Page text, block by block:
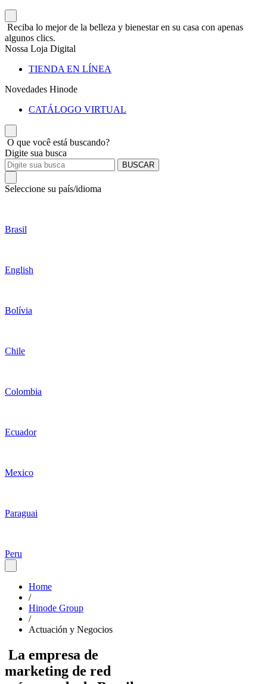
Reciba lo mejor de la belleza y bienestar en su casa con apenas
algunos clics.
Nossa Loja Digital
TIENDA EN LÍNEA
Novedades Hinode
CATÁLOGO VIRTUAL
O que você está buscando?
Digite sua busca
BUSCAR
Seleccione su país/idioma
Brasil
English
Bolívia
Chile
Colombia
Ecuador
Mexico
Paraguai
Peru
Home
/
Hinode Group
/
Actuación y Negocios
La empresa de
marketing de red